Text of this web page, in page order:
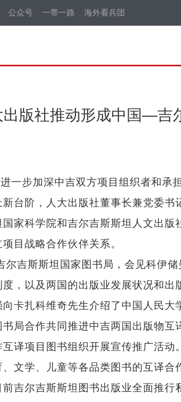
公众号 一带一路 海外看兵团
出版社推动形成中国—吉
步加深中吉双方项目组织者和承
台阶，人大出版社董事长兼党委书
家科学院和吉尔吉斯斯坦人文出版
目战略合作伙伴关系。
斯斯坦国家图书局，会见科伊储
，以及两国的出版业发展状况和出
卡扎科维奇先生介绍了中国人民大
局合作共同推进中吉两国出版物互
译项目图书组织开展宣传推广活动
文学、儿童等各品类图书的互译合
吉尔吉斯斯坦图书出版业全面推行